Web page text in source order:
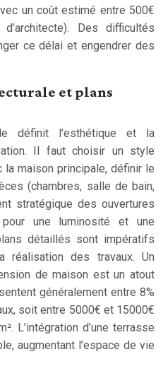
un coût estimé entre 500€
Des difficultés
ce délai et engendrer des
et plans
définit l’esthétique et la
Il faut choisir un style
la maison principale, définir le
(chambres, salle de bain,
stratégique des ouvertures
une luminosité et une
détaillés sont impératifs
des travaux. Un
de maison est un atout
généralement entre 8%
soit entre 5000€ et 15000€
L’intégration d’une terrasse
augmentant l’espace de vie